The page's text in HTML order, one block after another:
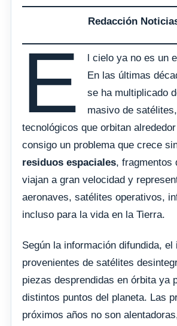
Redacción
E
l cielo ya no es un
En las últimas
se ha multiplicado
masivo de
tecnológicos que orbitan
consigo un problema que crece
residuos espaciales, fragmentos
viajan a gran velocidad y
aeronaves, satélites operativos,
incluso para la vida en la Tierra.
Según la información difundida,
provenientes de satélites
piezas desprendidas en órbita ya
distintos puntos del planeta. Las
próximos años no son